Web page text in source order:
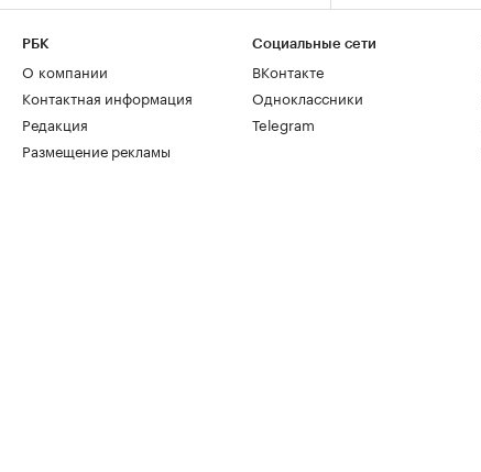
РБК
О компании
Контактная информация
Редакция
Размещение рекламы
Социальные сети
ВКонтакте
Одноклассники
Telegram